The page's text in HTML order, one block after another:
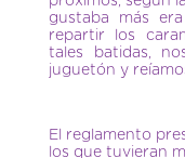
gustaba más
repartir los
tales batidas,
juguetón y
El reglamento
los que tuvieran